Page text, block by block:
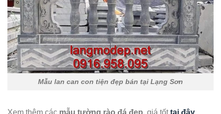
Mẫu lan can con tiện đẹp bán tại Lạng Sơn
Xem thêm các mẫu tường rào đá đẹp, giá tốttại đây